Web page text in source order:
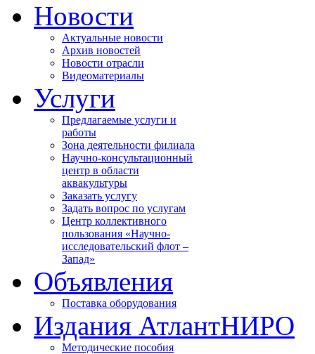
Новости
Актуальные новости
Архив новостей
Новости отрасли
Видеоматериалы
Услуги
Предлагаемые услуги и
работы
Зона деятельности филиала
Научно-консультационный
центр в области
аквакультуры
Заказать услугу
Задать вопрос по услугам
Центр коллективного
пользования «Научно-
исследовательский флот –
Запад»
Объявления
Поставка оборудования
Издания АтлантНИРО
Методические пособия